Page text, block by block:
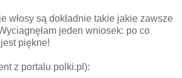
włosy są dokładnie takie jakie zawsze
jeden wniosek: po co
piękne!
z portalu polki.pl):